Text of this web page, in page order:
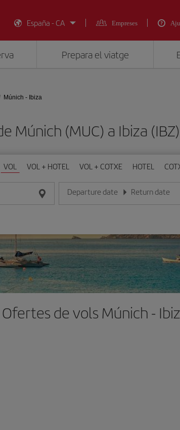
España - CA
Empreses
Prepara el viatge
Múnich - Ibiza
Múnich (MUC) a Ibiza
VOL VOL + HOTEL VOL + COTXE HOTEL
Departure date
Introduce la fecha en format dia/mes/any
Return date
Introduce la fecha
Ofertes de vols Múnich -